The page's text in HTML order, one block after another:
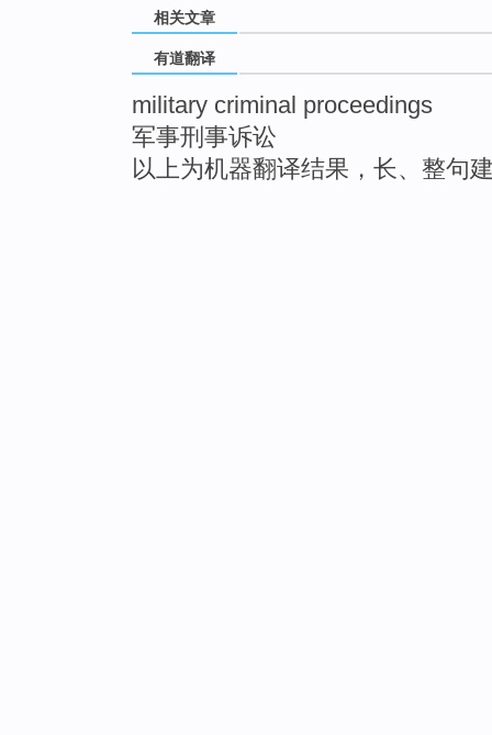
相关文章
有道翻译
military criminal proceedings
军事刑事诉讼
以上为机器翻译结果，长、整句